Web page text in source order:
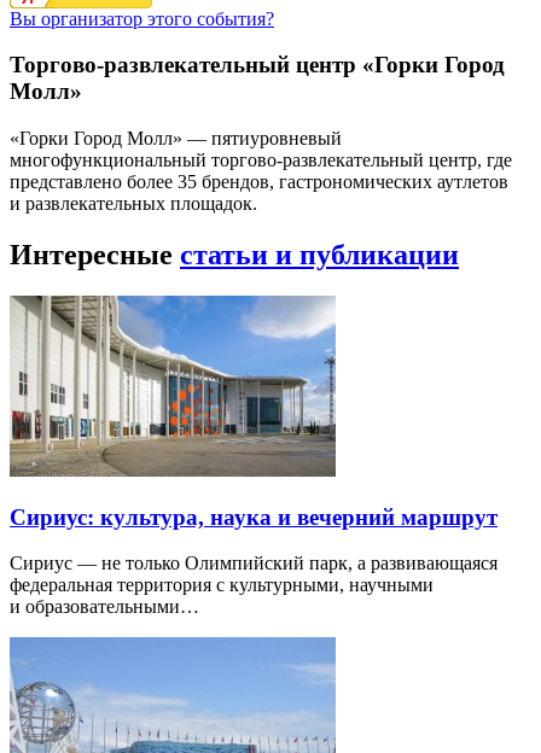
Вы организатор этого события?
Торгово-развлекательный центр «Горки Город
Молл»
«Горки Город Молл» — пятиуровневый
многофункциональный торгово-развлекательный центр, где
представлено более 35 брендов, гастрономических аутлетов
и развлекательных площадок.
Интересные статьи и публикации
Сириус: культура, наука и вечерний маршрут
Сириус — не только Олимпийский парк, а развивающаяся
федеральная территория с культурными, научными
и образовательными…